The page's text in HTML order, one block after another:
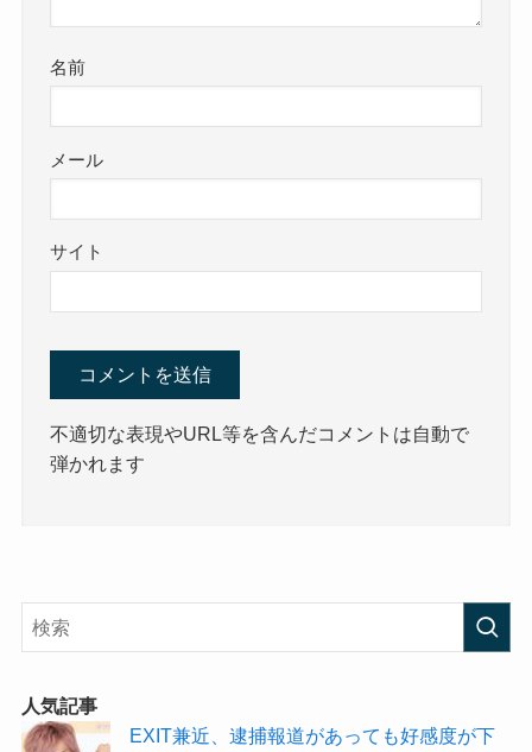
名前
メール
サイト
不適切な表現やURL等を含んだコメントは自動で
弾かれます
人気記事
EXIT兼近、逮捕報道があっても好感度が下